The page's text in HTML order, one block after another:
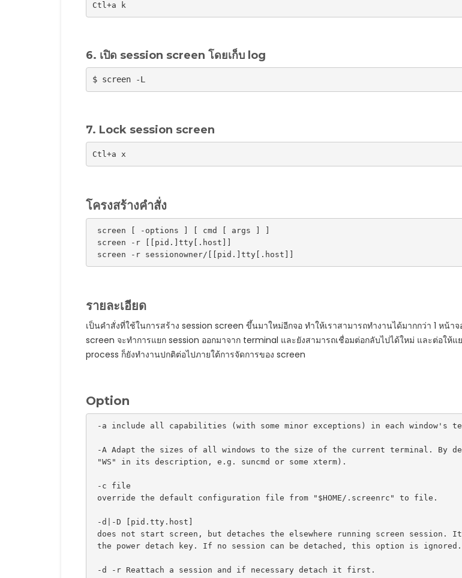
Ctl+a k
6. เปิด session screen โดยเก็บ log
$ screen -L
7. Lock session screen
Ctl+a x
โครงสร้างคำสั่ง
screen [ -options ] [ cmd [ args ] ]
screen -r [[pid.]tty[.host]]
รายละเอียด
เป็นคำสั่งที่ใช้ในการสร้าง session screen ขึ้นมาใหม่อีกจอ ทำให้เราสามารถทำงานได้มากกว่า 1 หน้าจ
screen จะทำการแยก session ออกมาจาก terminal และยังสามารถเชื่อมต่อกลับไปได้ใหม่ และต่อให้แ
process ก็ยังทำงานปกติต่อไปภายใต้การจัดการของ screen
Option
-a include all capabilities (with some minor exceptions) in each window's
-A Adapt the sizes of all windows to the size of the current terminal. By
"WS" in its description, e.g. suncmd or some xterm).
-c file
override the default configuration file from "$HOME/.screenrc" to file.
-d|-D [pid.tty.host]
does not start screen, but detaches the elsewhere running screen
the power detach key. If no session can be detached, this option is
-d -r Reattach a session and if necessary detach it first.